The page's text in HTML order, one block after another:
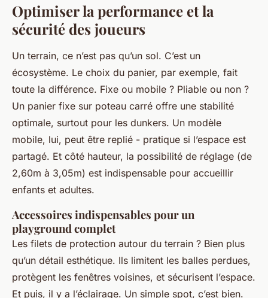
Optimiser la performance et la
sécurité des joueurs
Un terrain, ce n’est pas qu’un sol. C’est un
écosystème. Le choix du panier, par exemple, fait
toute la différence. Fixe ou mobile ? Pliable ou non ?
Un panier fixe sur poteau carré offre une stabilité
optimale, surtout pour les dunkers. Un modèle
mobile, lui, peut être replié - pratique si l’espace est
partagé. Et côté hauteur, la possibilité de réglage (de
2,60m à 3,05m) est indispensable pour accueillir
enfants et adultes.
Accessoires indispensables pour un
playground complet
Les filets de protection autour du terrain ? Bien plus
qu’un détail esthétique. Ils limitent les balles perdues,
protègent les fenêtres voisines, et sécurisent l’espace.
Et puis, il y a l’éclairage. Un simple spot, c’est bien.